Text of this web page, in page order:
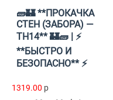
🧱🏰 **ПРОКАЧКА
СТЕН (ЗАБОРА) —
TH14** 🏰🧱 | ⚡
**БЫСТРО И
БЕЗОПАСНО** ⚡
1319.00 p